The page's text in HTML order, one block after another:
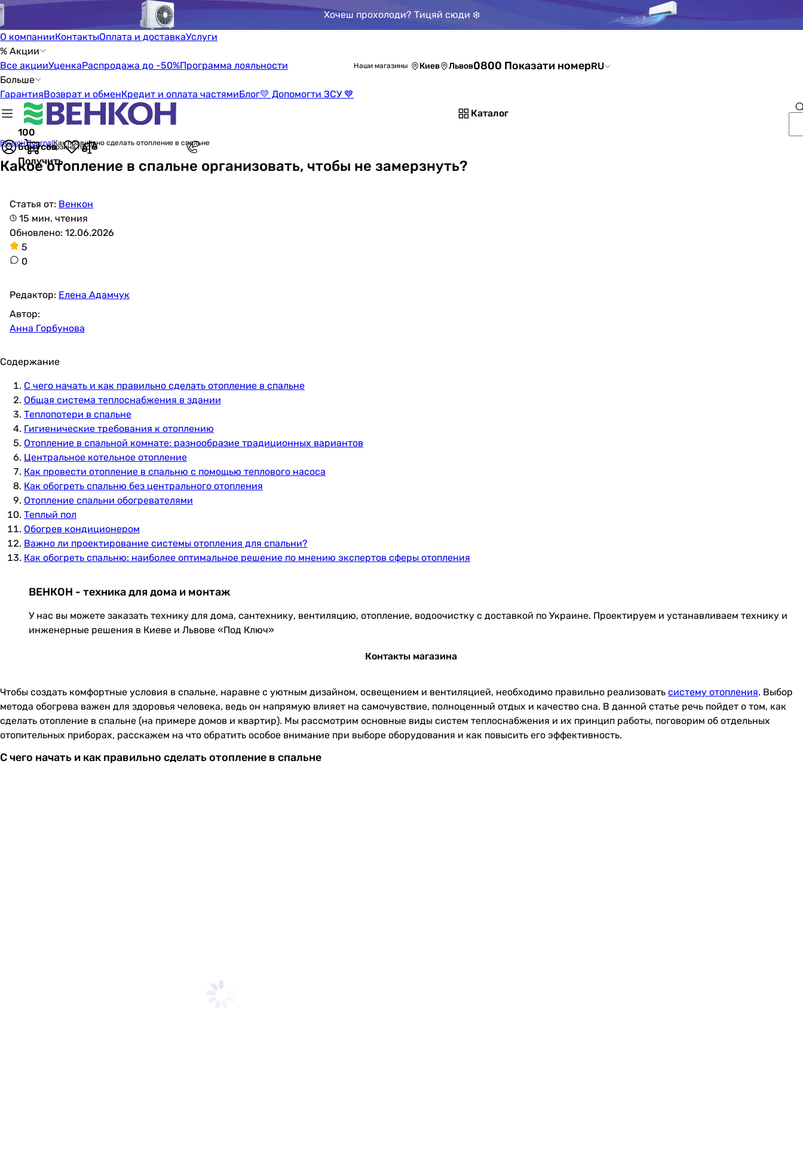
Хочеш прохолоди? Тицяй сюди ❄️
О компанииКонтактыОплата и доставкаУслуги
% Акции
Все акцииУценкаРаспродажа до -50%Программа лояльности
Больше
ГарантияВозврат и обменКредит и оплата частямиБлог💛 Допомогти ЗСУ 💙
Наши магазины Киев Львов0800 Показати номерRU
Каталог
100
бонусов
Получить
Корзина пуста
Венкон JournalКак правильно сделать отопление в спальне
Какое отопление в спальне организовать, чтобы не замерзнуть?
Статья от: Венкон
15 мин. чтения
Обновлено: 12.06.2026
5
0
Редактор: Елена Адамчук
Автор:
Анна Горбунова
Содержание
С чего начать и как правильно сделать отопление в спальне
Общая система теплоснабжения в здании
Теплопотери в спальне
Гигиенические требования к отоплению
Отопление в спальной комнате: разнообразие традиционных вариантов
Центральное котельное отопление
Как провести отопление в спальню с помощью теплового насоса
Как обогреть спальню без центрального отопления
Отопление спальни обогревателями
Теплый пол
Обогрев кондиционером
Важно ли проектирование системы отопления для спальни?
Как обогреть спальню: наиболее оптимальное решение по мнению экспертов сферы отопления
ВЕНКОН - техника для дома и монтаж
У нас вы можете заказать технику для дома, сантехнику, вентиляцию, отопление, водоочистку с доставкой по Украине. Проектируем и устанавливаем технику и
инженерные решения в Киеве и Львове «Под Ключ»
Контакты магазина
Чтобы создать комфортные условия в спальне, наравне с уютным дизайном, освещением и вентиляцией, необходимо правильно реализовать систему отопления. Выбор
метода обогрева важен для здоровья человека, ведь он напрямую влияет на самочувствие, полноценный отдых и качество сна. В данной статье речь пойдет о том, как
сделать отопление в спальне (на примере домов и квартир). Мы рассмотрим основные виды систем теплоснабжения и их принцип работы, поговорим об отдельных
отопительных приборах, расскажем на что обратить особое внимание при выборе оборудования и как повысить его эффективность.
С чего начать и как правильно сделать отопление в спальне